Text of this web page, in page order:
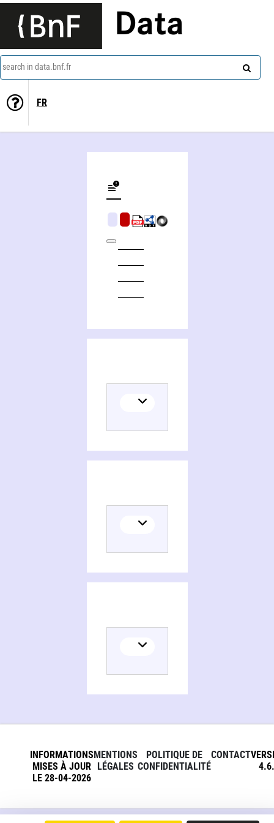
Data
search in data.bnf.fr
FR
INFORMATIONS
MISES À JOUR
LE 28-04-2026
MENTIONS
LÉGALES
POLITIQUE DE
CONFIDENTIALITÉ
CONTACT